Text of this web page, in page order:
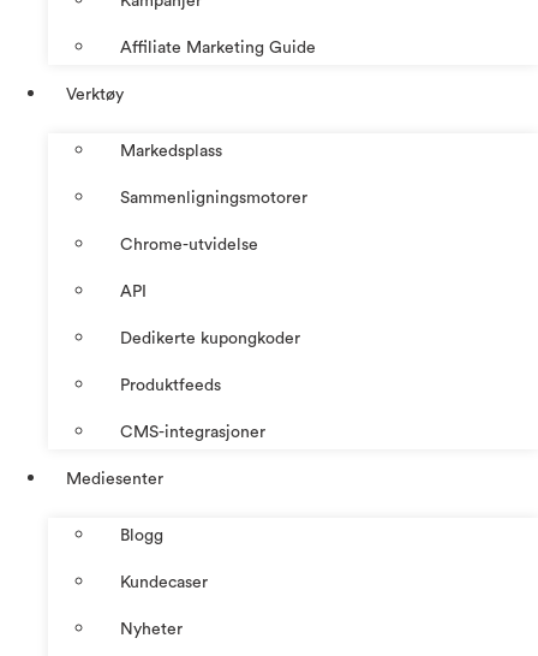
Affiliate Marketing Guide
Verktøy
Markedsplass
Sammenligningsmotorer
Chrome-utvidelse
API
Dedikerte kupongkoder
Produktfeeds
CMS-integrasjoner
Mediesenter
Blogg
Kundecaser
Nyheter